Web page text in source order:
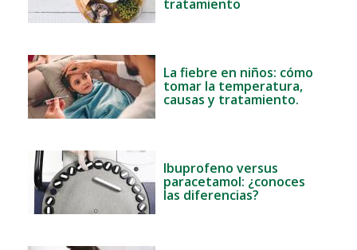
tratamiento
La fiebre en niños: cómo
tomar la temperatura,
causas y tratamiento.
Ibuprofeno versus
paracetamol: ¿conoces
las diferencias?